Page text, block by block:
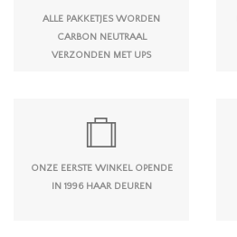
ALLE PAKKETJES WORDEN
CARBON NEUTRAAL
VERZONDEN MET UPS
ONZE EERSTE WINKEL OPENDE
IN 1996 HAAR DEUREN